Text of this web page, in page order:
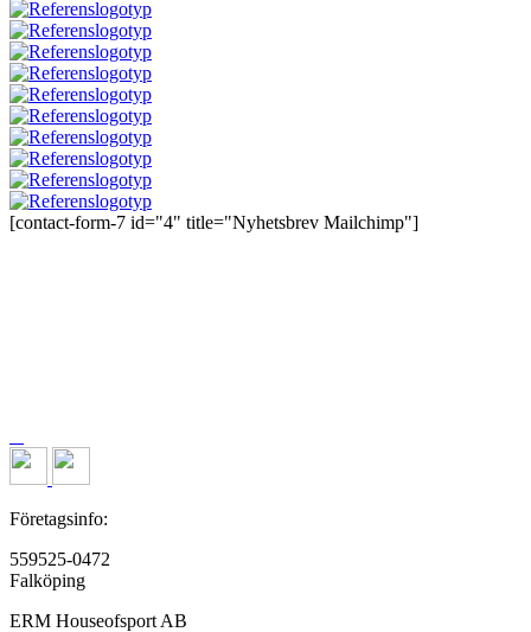
[contact-form-7 id="4" title="Nyhetsbrev Mailchimp"]
Företagsinfo:
559525-0472
Falköping
ERM Houseofsport AB